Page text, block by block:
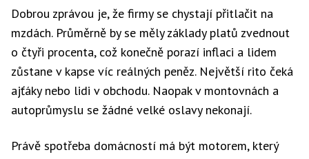
Dobrou zprávou je, že firmy se chystají přitlačit na
mzdách. Průměrně by se měly základy platů zvednout
o čtyři procenta, což konečně porazí inflaci a lidem
zůstane v kapse víc reálných peněz. Největší rito čeká
ajťáky nebo lidi v obchodu. Naopak v montovnách a
autoprůmyslu se žádné velké oslavy nekonají.
Právě spotřeba domácností má být motorem, který